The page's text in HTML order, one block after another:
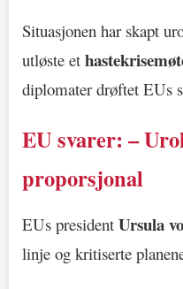
Situasjonen har skapt
utløste et
diplomater drøftet EUs
EU svarer: –
proporsjonal
EUs president Ursula
linje og kritiserte